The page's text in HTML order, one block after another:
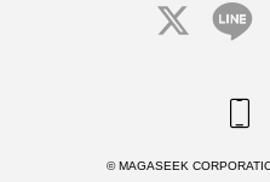
© MAGASEEK